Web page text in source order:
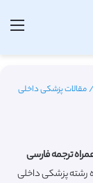
/مقالات پزشکی داخلی
ترجمه فارسی
رشته پزشکی داخلی